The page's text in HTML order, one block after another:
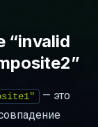
“invalid
— это